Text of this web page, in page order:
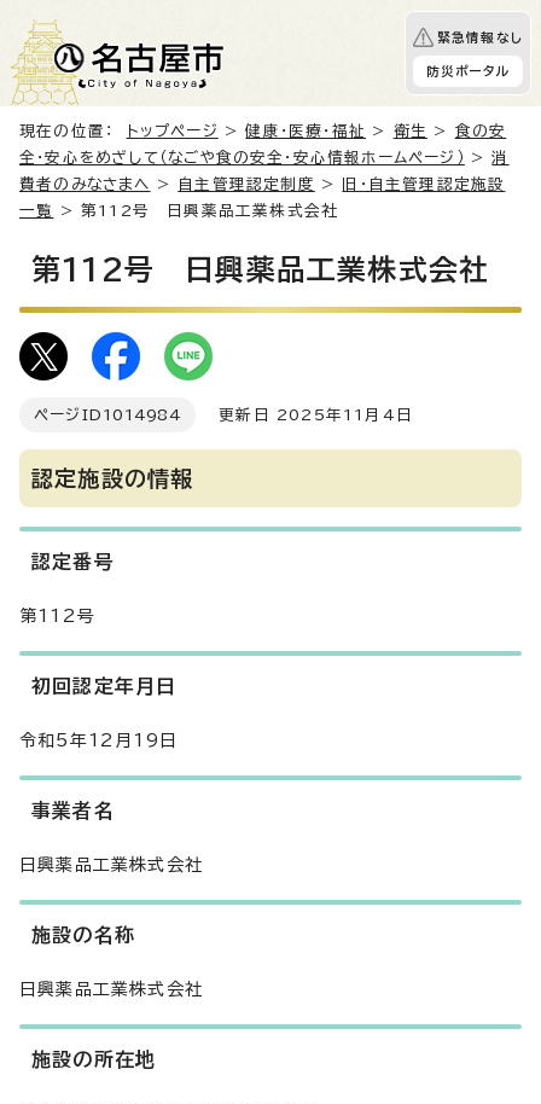
緊急情報なし
防災ポータル
現在の位置： トップページ >健康・医療・福祉 > 衛生 > 食の安
全・安心をめざして（なごや食の安全・安心情報ホームページ）
>消
費者のみなさまへ
> 自主管理認定制度 >
旧・自主管理認定施設
一覧
> 第112号 日興薬品工業株式会社
第112号 日興薬品工業株式会社
ページID 1014984 更新日 2025年11月4日
認定施設の情報
認定番号
第112号
初回認定年月日
令和5年12月19日
事業者名
日興薬品工業株式会社
施設の名称
日興薬品工業株式会社
施設の所在地